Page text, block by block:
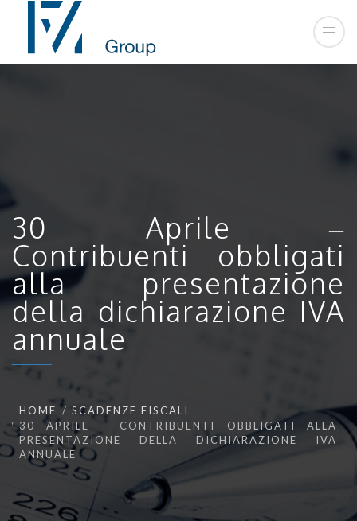
30 Aprile –
Contribuenti obbligati
alla presentazione
della dichiarazione IVA
annuale
HOME
SCADENZE FISCALI
30 APRILE – CONTRIBUENTI OBBLIGATI ALLA
PRESENTAZIONE DELLA DICHIARAZIONE IVA
ANNUALE